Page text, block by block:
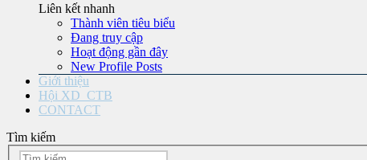
Liên kết nhanh
Thành viên tiêu biểu
Đang truy cập
Hoạt động gần đây
New Profile Posts
Giới thiệu
Hội XD_CTB
CONTACT
Tìm kiếm